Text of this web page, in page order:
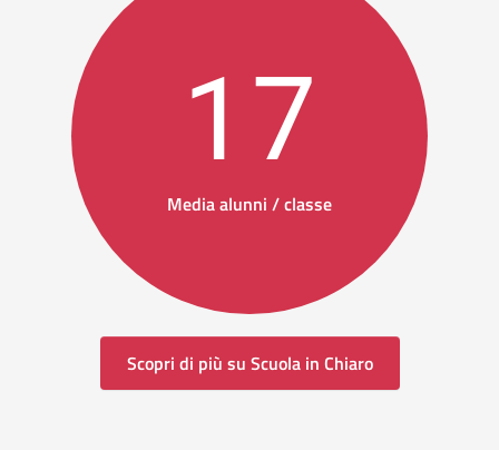
17
Media alunni / classe
Scopri di più su Scuola in Chiaro